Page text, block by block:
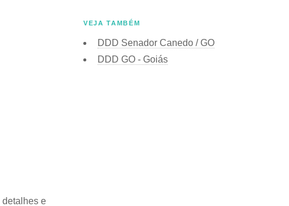
detalhes e
VEJA TAMBÉM
DDD Senador Canedo / GO
DDD GO - Goiás